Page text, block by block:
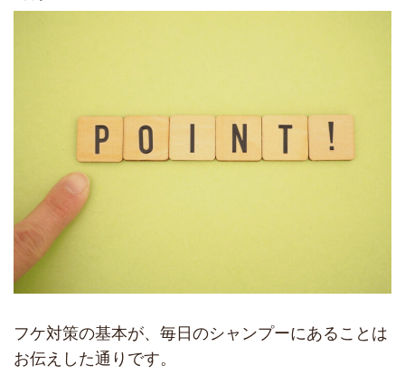
フケ対策の基本が、毎日のシャンプーにあることは
お伝えした通りです。